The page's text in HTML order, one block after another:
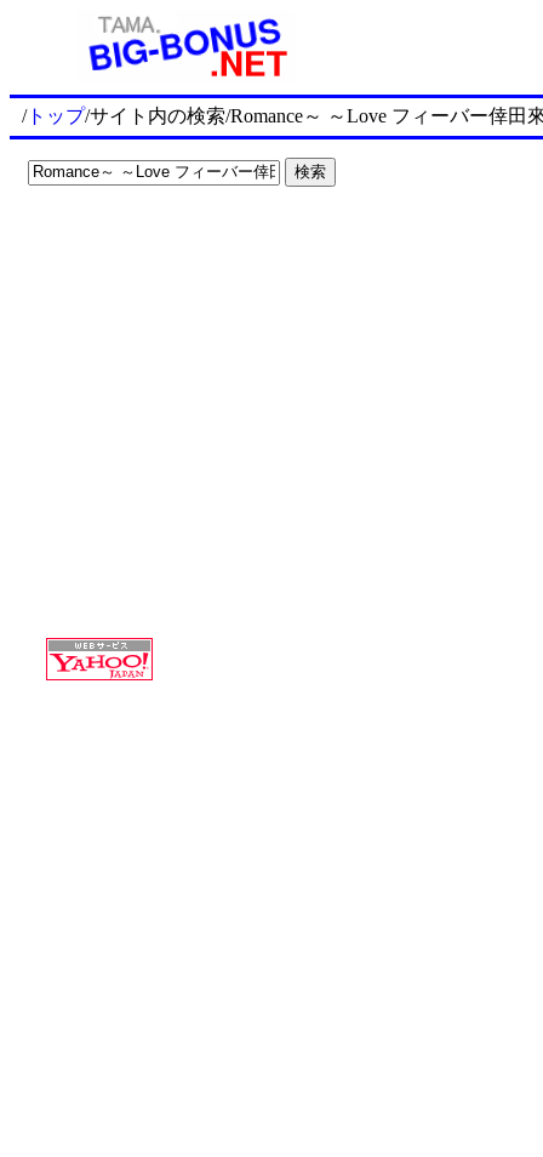
/トップ/サイト内の検索/Romance～ ～Love フィーバー倖田